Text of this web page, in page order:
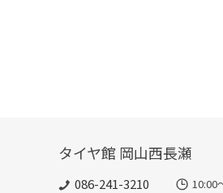
タイヤ館 岡山西長瀬
086-241-3210 10:00